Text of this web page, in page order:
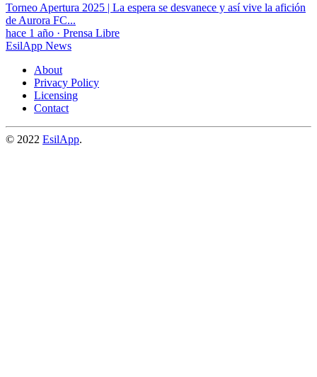
Torneo Apertura 2025 | La espera se desvanece y así vive la afición
de Aurora FC...
hace 1 año · Prensa Libre
EsilApp News
About
Privacy Policy
Licensing
Contact
© 2022 EsilApp.